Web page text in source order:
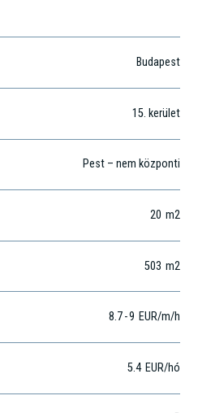
Budapest
15. kerület
Pest – nem központi
20 m2
503 m2
8.7-9 EUR/m/h
5.4 EUR/hó